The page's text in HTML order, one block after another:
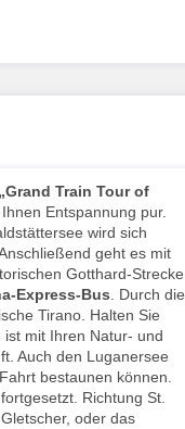
„Grand Train Tour of
Entspannung pur.
wird sich
geht es mit
Gotthard-Strecke
Express-Bus. Durch die
Tirano. Halten Sie
mit Ihren Natur- und
Auch den Luganersee
bestaunen können.
fortgesetzt. Richtung St.
oder das